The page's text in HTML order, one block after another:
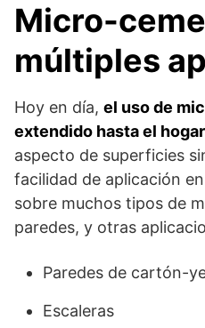
Micro-
múltiples
Hoy en día, el uso de
extendido hasta el hogar
aspecto de superficies
facilidad de aplicación
sobre muchos tipos de
paredes, y otras
Paredes de cartón-
Escaleras